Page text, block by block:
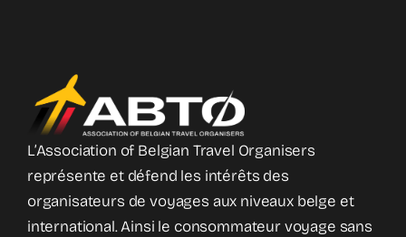
L’Association of Belgian Travel Organisers
représente et défend les intérêts des
organisateurs de voyages aux niveaux belge et
international. Ainsi le consommateur voyage sans